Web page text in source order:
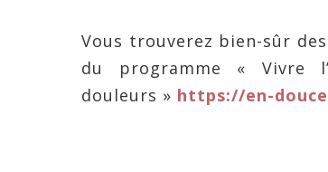
Vous trouverez bien-sûr
du programme « Vivre
douleurs » https://en-